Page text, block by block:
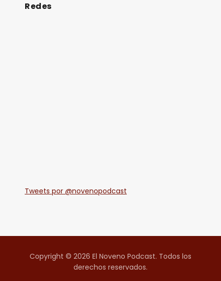
Redes
Tweets por @novenopodcast
Copyright © 2026 El Noveno Podcast. Todos los
derechos reservados.